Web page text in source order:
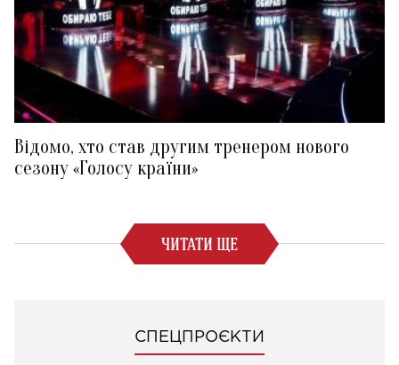
Відомо, хто став другим тренером нового
сезону «Голосу країни»
ЧИТАТИ ЩЕ
СПЕЦПРОЄКТИ